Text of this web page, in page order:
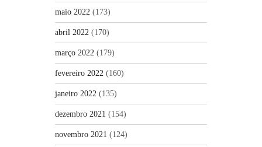
maio 2022 (173)
abril 2022 (170)
março 2022 (179)
fevereiro 2022 (160)
janeiro 2022 (135)
dezembro 2021 (154)
novembro 2021 (124)